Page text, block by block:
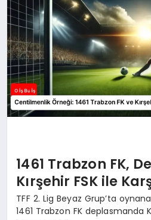
1461 Trabzon FK,
Kırşehir FSK ile
TFF 2. Lig Beyaz Grup’ta
1461 Trabzon FK deplasmanda